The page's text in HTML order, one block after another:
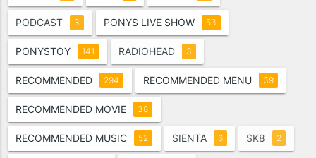
PODCAST 3 PONYS LIVE SHOW 53
PONYSTOY 141 RADIOHEAD 3
RECOMMENDED 294 RECOMMENDED MENU 39
RECOMMENDED MOVIE 38
RECOMMENDED MUSIC 52 SIENTA 6 SK8 2